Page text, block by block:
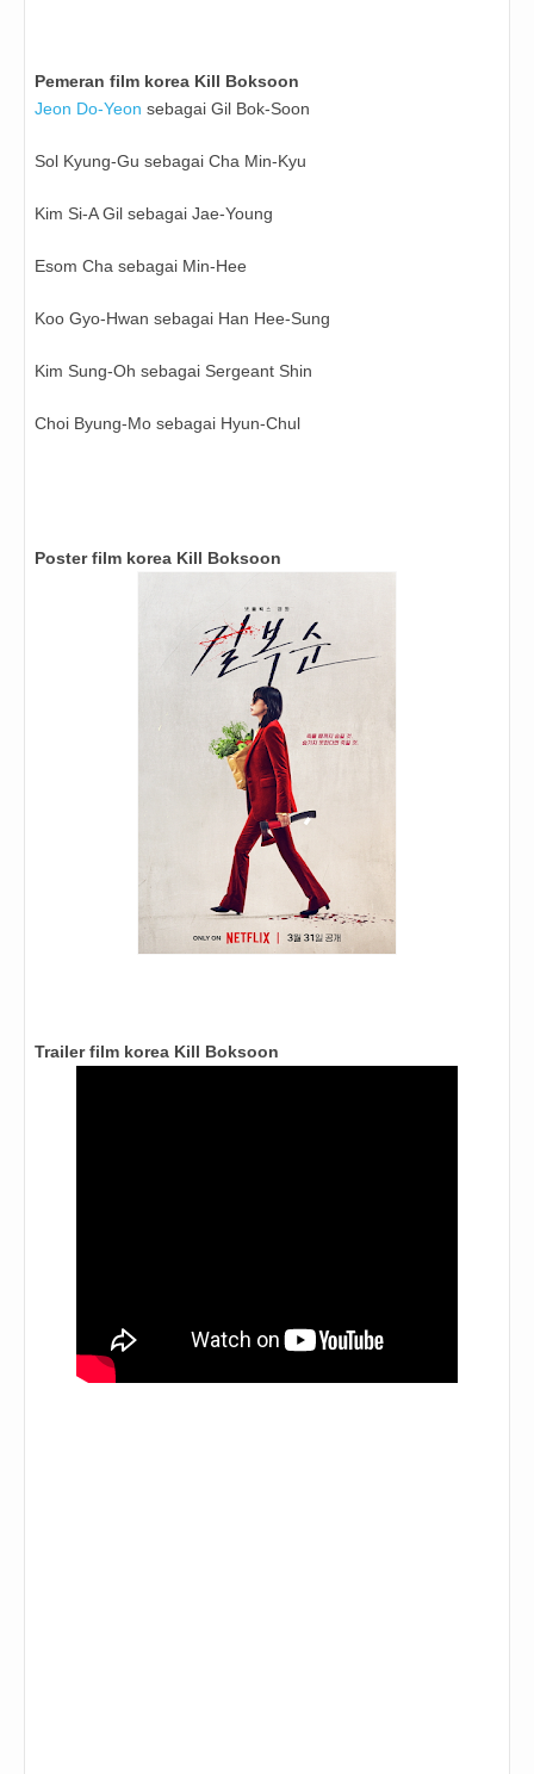
Pemeran film korea Kill Boksoon
Jeon Do-Yeon sebagai Gil Bok-Soon
Sol Kyung-Gu sebagai Cha Min-Kyu
Kim Si-A Gil sebagai Jae-Young
Esom Cha sebagai Min-Hee
Koo Gyo-Hwan sebagai Han Hee-Sung
Kim Sung-Oh sebagai Sergeant Shin
Choi Byung-Mo sebagai Hyun-Chul
Poster film korea Kill Boksoon
Trailer film korea Kill Boksoon